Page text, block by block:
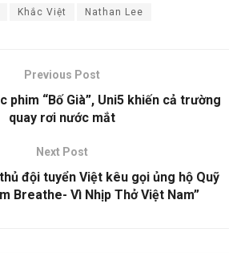
Khắc Việt Nathan Lee
Previous Post
phim “Bố Già”, Uni5 khiến cả trường
quay rơi nước mắt
Next Post
đội tuyển Việt kêu gọi ủng hộ Quỹ
Breathe- Vì Nhịp Thở Việt Nam”